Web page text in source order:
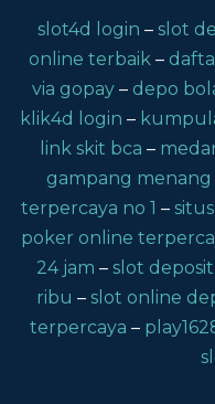
slot4d login – slot
online terbaik–
via gopay – depo
klik4d login –
link skit bca –
gampang menang
terpercaya no 1 –
poker online
24 jam – slot
ribu – slot online
terpercaya –